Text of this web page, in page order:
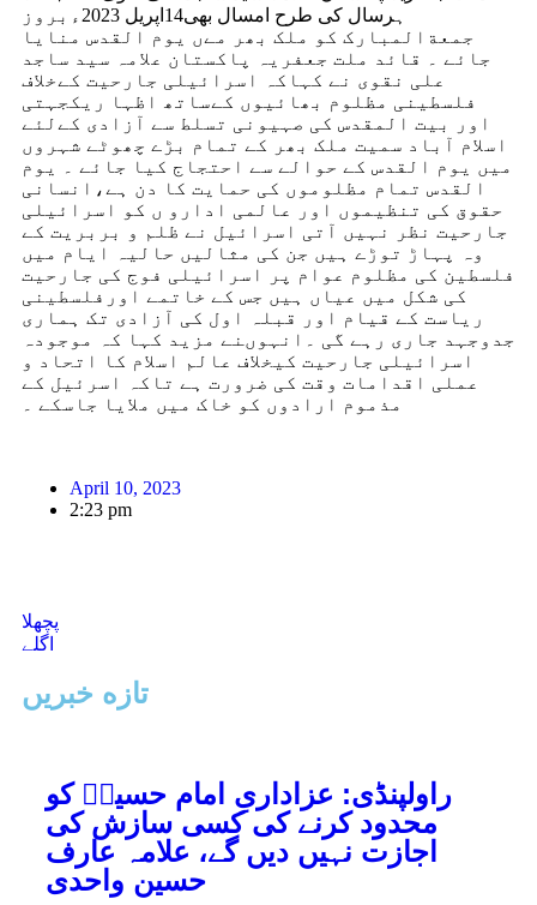
تازه خبریں
راولپنڈی: عزاداریِ امام حسینؑ کو
محدود کرنے کی کسی سازش کی
اجازت نہیں دیں گے، علامہ عارف
حسین واحدی
ہرسال کی طرح امسال بھی14اپریل 2023ءبروز
جمعةالمبارک کو ملک بھر مےں یوم القدس منایا
جائے ۔ قائد ملت جعفریہ پاکستان علامہ سید ساجد
علی نقوی نے کہاکہ اسرائیلی جارحیت کےخلاف
فلسطینی مظلوم بھائیوں کےساتھ اظہا ریکجہتی
اور بیت المقدس کی صہیونی تسلط سے آزادی کےلئے
اسلام آباد سمیت ملک بھر کے تمام بڑے چھوٹے شہروں
میں یوم القدس کے حوالے سے احتجاج کیا جائے ۔ یوم
القدس تمام مظلوموں کی حمایت کا دن ہے،انسانی
حقوق کی تنظیموں اور عالمی ادارو ں کو اسرائیلی
جارحیت نظر نہیں آتی اسرائیل نے ظلم و بربریت کے
وہ پہاڑ توڑے ہیں جن کی مثالیں حالیہ ایام میں
فلسطین کی مظلوم عوام پر اسرائیلی فوج کی جارحیت
کی شکل میں عیاں ہیں جس کے خاتمے اورفلسطینی
ریاست کے قیام اور قبلہ اول کی آزادی تک ہماری
جدوجہد جاری رہے گی ۔انہوںنے مزید کہا کہ موجودہ
اسرائیلی جارحیت کیخلاف عالم اسلام کا اتحاد و
عملی اقدامات وقت کی ضرورت ہے تاکہ اسرئیل کے
مذموم ارادوں کو خاک میں ملایا جاسکے ۔
April 10, 2023
2:23 pm
پچھلا
اگلے